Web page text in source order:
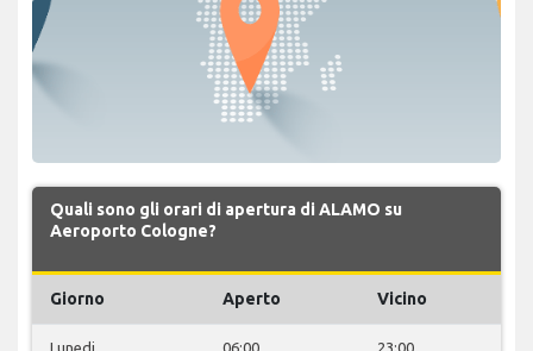
Quali sono gli orari di apertura di ALAMO su
Aeroporto Cologne?
Giorno Aperto Vicino
Lunedi 06:00 23:00